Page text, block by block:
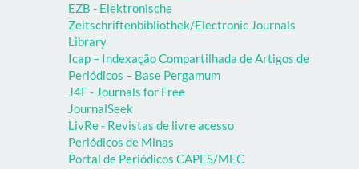
EZB - Elektronische
Zeitschriftenbibliothek/Electronic Journals
Library
Icap – Indexação Compartilhada de Artigos de
Periódicos – Base Pergamum
J4F - Journals for Free
JournalSeek
LivRe - Revistas de livre acesso
Periódicos de Minas
Portal de Periódicos CAPES/MEC